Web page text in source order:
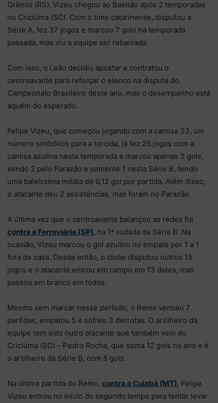
Grêmio (RS), Vizeu chegou ao Baenão após 2 temporadas
no Criciúma (SC). Com o time catarinense, disputou a
Série A, fez 37 jogos e marcou 7 gols na temporada
passada, mas viu a equipe ser rebaixada.
Com isso, o Leão decidiu apostar e contratou o
centroavante para reforçar o elenco na disputa do
Campeonato Brasileiro deste ano, mas o desempenho está
aquém do esperado.
Felipe Vizeu, que começou jogando com a camisa 33, um
número simbólico para a torcida, já fez 25 jogos com a
camisa azulina nesta temporada e marcou apenas 3 gols,
sendo 2 pelo Parazão e somente 1 nesta Série B, tendo
uma baixíssima média de 0,12 gol por partida. Além disso,
o atacante deu 2 assistências, mas foram no Parazão.
A última vez que o centroavante balançou as redes foi
contra a Ferroviária (SP), na 1ª rodada da Série B. Na
ocasião, Vizeu marcou o gol azulino no empate por 1 a 1
fora de casa. Desde então, o clube disputou outros 15
jogos e o atacante entrou em campo em 13 deles, mas
passou em branco em todos.
Mesmo sem marcar nesse período, o Remo venceu 7
partidas, empatou 5 e sofreu 3 derrotas. O artilheiro da
equipe tem sido outro atacante que também veio do
Criciúma (SC) – Pedro Rocha, que soma 12 gols no ano e é
o artilheiro da Série B, com 8 gols.
Na última partida do Remo, contra o Cuiabá (MT), Felipe
Vizeu entrou no início do segundo tempo para tentar levar